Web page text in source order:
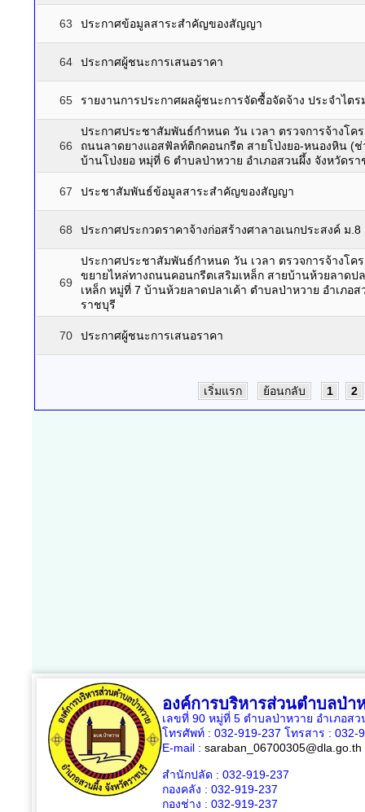
63 ประกาศข้อมูลสาระสำคัญของสัญญา
64 ประกาศผู้ชนะการเสนอราคา
65 รายงานการประกาศผลผู้ชนะการจัดซื้อจัดจ้าง ประจำไตร
66
ประกาศประชาสัมพันธ์กำหนด วัน เวลา ตรวจการจ้างโคร
ถนนลาดยางแอสฟัลท์ติกคอนกรีต สายโป่งยอ-หนองหิน (ช่
บ้านโป่งยอ หมุ่ที่ 6 ตำบลป่าหวาย อำเภอสวนผึ้ง จังหวัดรา
67 ประชาสัมพันธ์ข้อมูลสาระสำคัญของสัญญา
68 ประกาศประกวดราคาจ้างก่อสร้างศาลาอเนกประสงค์ ม.8
69
ประกาศประชาสัมพันธ์กำหนด วัน เวลา ตรวจการจ้างโคร
ขยายไหล่ทางถนนคอนกรีตเสริมเหล็ก สายบ้านห้วยลาดป
เหล็ก หมู่ที่ 7 บ้านห้วยลาดปลาเค้า ตำบลป่าหวาย อำเภอส
ราชบุรี
70 ประกาศผู้ชนะการเสนอราคา
เริ่มแรก ย้อนกลับ 1 2
องค์การบริหารส่วนตำบลป่า
เลขที่ 90 หมู่ที่ 5 ตำบลป่าหวาย อำเภอส
โทรศัพท์ : 032-919-237 โทรสาร : 032-
E-mail : saraban_06700305@dla.go.th
สำนักปลัด : 032-919-237
กองคลัง : 032-919-237
กองช่าง : 032-919-237